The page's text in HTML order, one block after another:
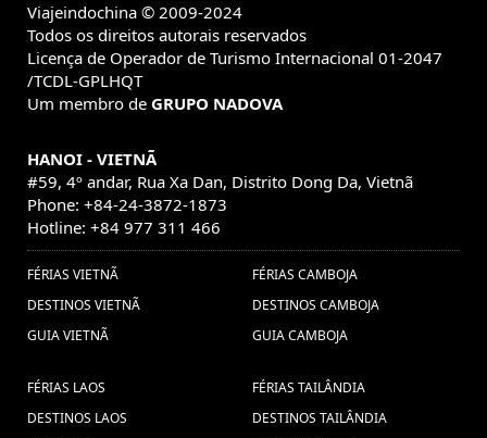
Viajeindochina © 2009-2024
Todos os direitos autorais reservados
Licença de Operador de Turismo Internacional 01-2047
/TCDL-GPLHQT
Um membro de GRUPO NADOVA
HANOI - VIETNÃ
#59, 4º andar, Rua Xa Dan, Distrito Dong Da, Vietnã
Phone: +84-24-3872-1873
Hotline: +84 977 311 466
FÉRIAS VIETNÃ
DESTINOS VIETNÃ
GUIA VIETNÃ
FÉRIAS CAMBOJA
DESTINOS CAMBOJA
GUIA CAMBOJA
FÉRIAS LAOS
DESTINOS LAOS
FÉRIAS TAILÂNDIA
DESTINOS TAILÂNDIA